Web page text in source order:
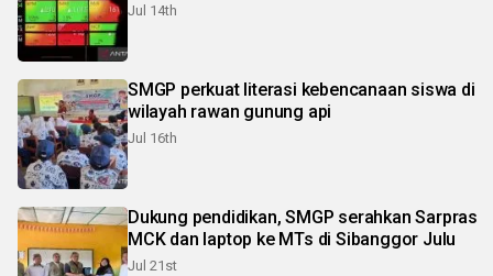
Jul 14th
SMGP perkuat literasi kebencanaan siswa di
wilayah rawan gunung api
Jul 16th
Dukung pendidikan, SMGP serahkan Sarpras
MCK dan laptop ke MTs di Sibanggor Julu
Jul 21st